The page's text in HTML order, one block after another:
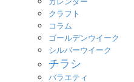
クラフト
コラム
ゴールデンウイーク
シルバーウイーク
チラシ
バラエティ